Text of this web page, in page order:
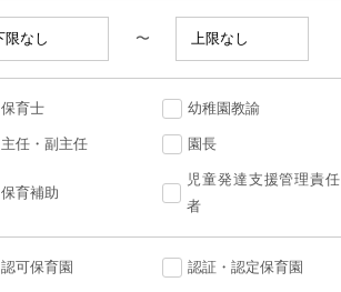
〜
保育士 幼稚園教諭
主任・副主任 園長
保育補助
児童発達支援管理責任
者
認可保育園 認証・認定保育園